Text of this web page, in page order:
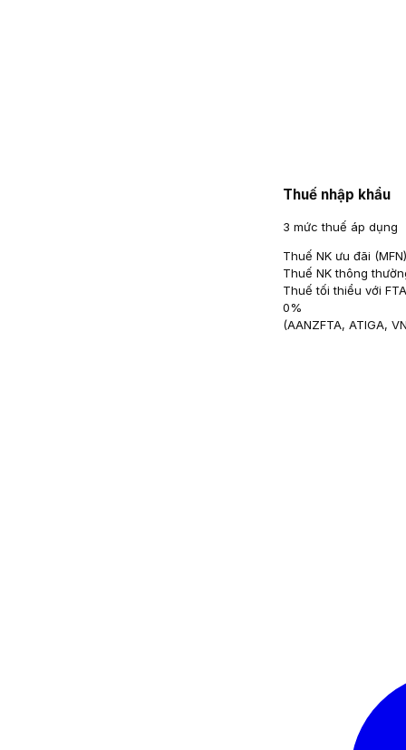
Thuế nhập khẩu
3 mức thuế áp dụng
Thuế NK ưu đãi (MFN)
Thuế NK thông
Thuế tối thiểu với
0%
(AANZFTA, ATIGA,